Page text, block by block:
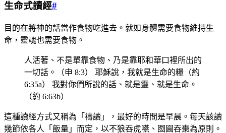
生命式讀經#
目的在將神的話當作食物吃進去。就如身體需要食物維持生
命，靈魂也需要食物。
人活著、不是單靠食物、乃是靠耶和華口裡所出的
一切話。（申 8:3） 耶穌說，我就是生命的糧（約
6:35a） 我對你們所說的話、就是靈、就是生命。
（約 6:63b）
這種讀經方式又稱為「禱讀」，最好的時間是早晨。每天該讀
幾節依各人「飯量」而定，以不狼吞虎嚥、囫圇吞棗為原則。